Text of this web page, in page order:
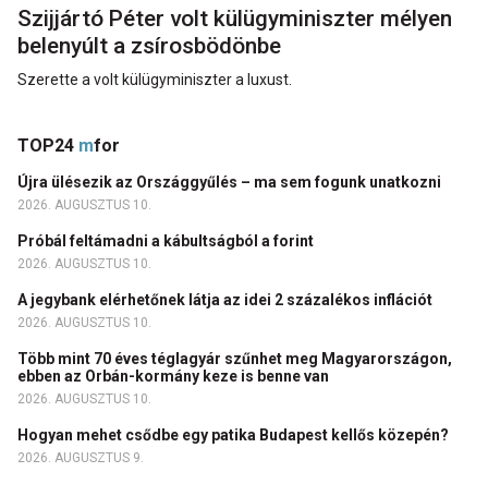
Szijjártó Péter volt külügyminiszter mélyen
belenyúlt a zsírosbödönbe
Szerette a volt külügyminiszter a luxust.
TOP24 mfor
Újra ülésezik az Országgyűlés – ma sem fogunk unatkozni
2026. AUGUSZTUS 10.
Próbál feltámadni a kábultságból a forint
2026. AUGUSZTUS 10.
A jegybank elérhetőnek látja az idei 2 százalékos inflációt
2026. AUGUSZTUS 10.
Több mint 70 éves téglagyár szűnhet meg Magyarországon,
ebben az Orbán-kormány keze is benne van
2026. AUGUSZTUS 10.
Hogyan mehet csődbe egy patika Budapest kellős közepén?
2026. AUGUSZTUS 9.